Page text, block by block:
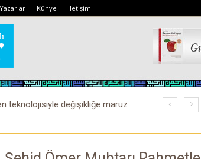
Yazarlar Künye İletişim
teknolojisiyle değişikliğe maruz